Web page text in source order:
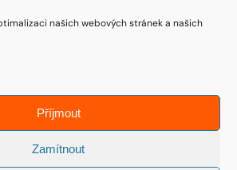
našich webových stránek a našich
Příjmout
Zamítnout
1994 - 2026 • IDEAIFY s.r.o.